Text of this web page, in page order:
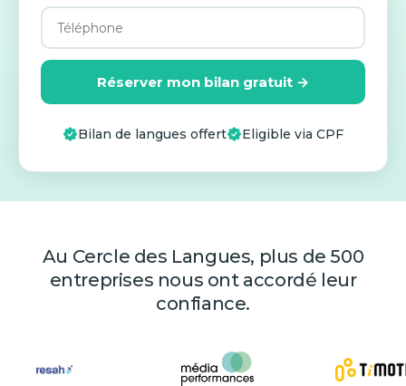
Réserver mon bilan gratuit →
Bilan de langues offert Eligible via CPF
Au Cercle des Langues, plus de 500
entreprises nous ont accordé leur
confiance.